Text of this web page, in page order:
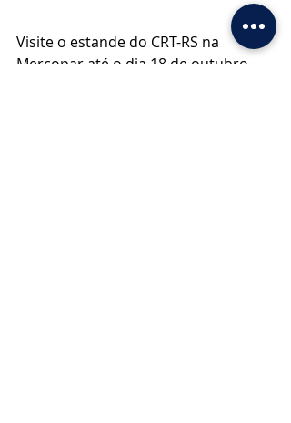
Visite o estande do CRT-RS na
Mercopar até o dia 18 de outubro,